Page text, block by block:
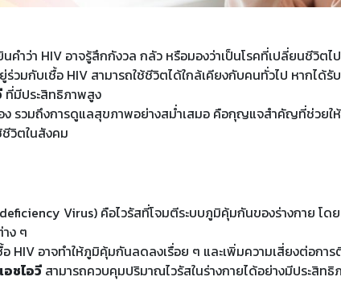
คำว่า HIV อาจรู้สึกกังวล กลัว หรือมองว่าเป็นโรคที่เปลี่ยนชีวิต
วมกับเชื้อ HIV สามารถใช้ชีวิตได้ใกล้เคียงกับคนทั่วไป หากได้รั
ที่มีประสิทธิภาพสูง
อง รวมถึงการดูแลสุขภาพอย่างสม่ำเสมอ คือกุญแจสำคัญที่ช่ว
ชีวิตในสังคม
Virus) คือไวรัสที่โจมตีระบบภูมิคุ้มกันของร่างกาย โด
ง ๆ
อ HIV อาจทำให้ภูมิคุ้มกันลดลงเรื่อย ๆ และเพิ่มความเสี่ยงต่อกา
อชไอวี สามารถควบคุมปริมาณไวรัสในร่างกายได้อย่างมีประสิทธิ